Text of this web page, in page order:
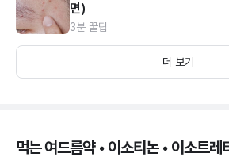
면)
3분 꿀팁
더 보기
먹는 여드름약 • 이소티논 • 이소트레